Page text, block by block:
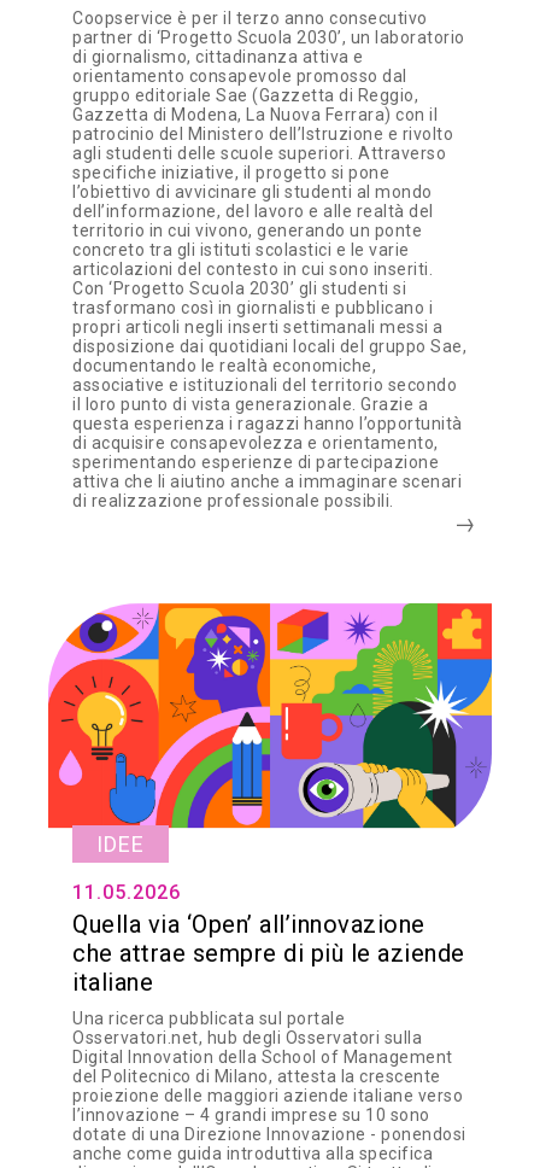
Coopservice è per il terzo anno consecutivo
partner di ‘Progetto Scuola 2030’, un laboratorio
di giornalismo, cittadinanza attiva e
orientamento consapevole promosso dal
gruppo editoriale Sae (Gazzetta di Reggio,
Gazzetta di Modena, La Nuova Ferrara) con il
patrocinio del Ministero dell’Istruzione e rivolto
agli studenti delle scuole superiori. Attraverso
specifiche iniziative, il progetto si pone
l’obiettivo di avvicinare gli studenti al mondo
dell’informazione, del lavoro e alle realtà del
territorio in cui vivono, generando un ponte
concreto tra gli istituti scolastici e le varie
articolazioni del contesto in cui sono inseriti.
Con ‘Progetto Scuola 2030’ gli studenti si
trasformano così in giornalisti e pubblicano i
propri articoli negli inserti settimanali messi a
disposizione dai quotidiani locali del gruppo Sae,
documentando le realtà economiche,
associative e istituzionali del territorio secondo
il loro punto di vista generazionale. Grazie a
questa esperienza i ragazzi hanno l’opportunità
di acquisire consapevolezza e orientamento,
sperimentando esperienze di partecipazione
attiva che li aiutino anche a immaginare scenari
di realizzazione professionale possibili.
IDEE
11.05.2026
Quella via ‘Open’ all’innovazione
che attrae sempre di più le aziende
italiane
Una ricerca pubblicata sul portale
Osservatori.net, hub degli Osservatori sulla
Digital Innovation della School of Management
del Politecnico di Milano, attesta la crescente
proiezione delle maggiori aziende italiane verso
l’innovazione – 4 grandi imprese su 10 sono
dotate di una Direzione Innovazione - ponendosi
anche come guida introduttiva alla specifica